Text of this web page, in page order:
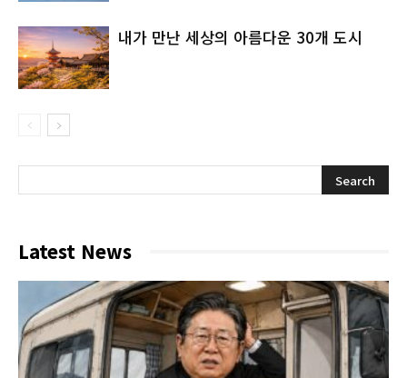
내가 만난 세상의 아름다운 30개 도시
Latest News